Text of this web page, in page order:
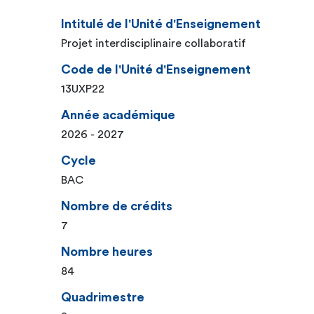
Intitulé de l'Unité d'Enseignement
Projet interdisciplinaire collaboratif
Code de l'Unité d'Enseignement
13UXP22
Année académique
2026 - 2027
Cycle
BAC
Nombre de crédits
7
Nombre heures
84
Quadrimestre